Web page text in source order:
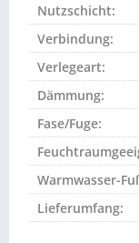
Nutzschicht:
Verbindung:
Verlegeart:
Dämmung:
Fase/Fuge:
Warmwasser-
Lieferumfang: